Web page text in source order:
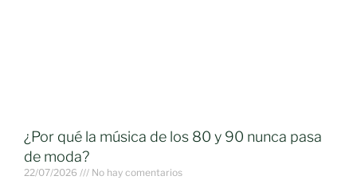
¿Por qué la música de los 80 y 90 nunca pasa
de moda?
22/07/2026 No hay comentarios